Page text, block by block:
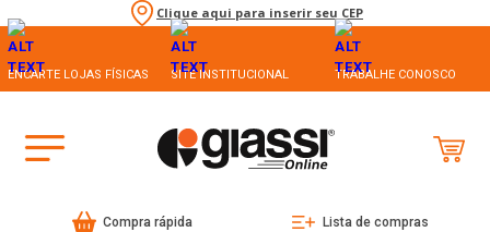
Clique aqui para inserir seu CEP
ENCARTE LOJAS FÍSICAS SITE INSTITUCIONAL TRABALHE CONOSCO
Compra rápida Lista de compras